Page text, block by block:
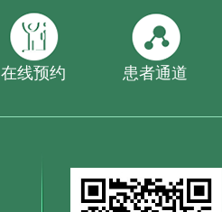
在线预约 患者通道